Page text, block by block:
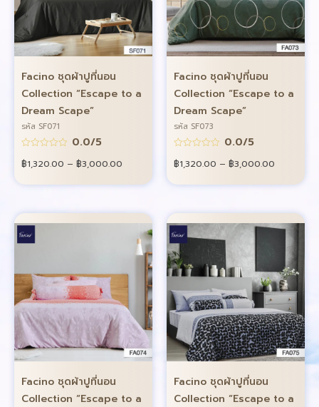
Facino ชุดผ้าปูที่นอน
Collection “Escape to a
Dream Scape”
รหัส SF071
0.0/5
฿1,320.00 – ฿3,000.00
Facino ชุดผ้าปูที่นอน
Collection “Escape to a
Dream Scape”
รหัส SF073
0.0/5
฿1,320.00 – ฿3,000.00
Facino ชุดผ้าปูที่นอน
Collection “Escape to a
Facino ชุดผ้าปูที่นอน
Collection “Escape to a